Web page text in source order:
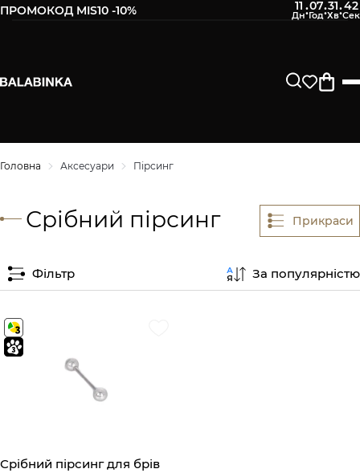
ПРОМОКОД MIS10 -10% 11 :07:31:42
Головна Аксесуари Пірсинг
Срібний пірсинг Прикраси
Фільтр За популярністю
Срібний пірсинг для брів